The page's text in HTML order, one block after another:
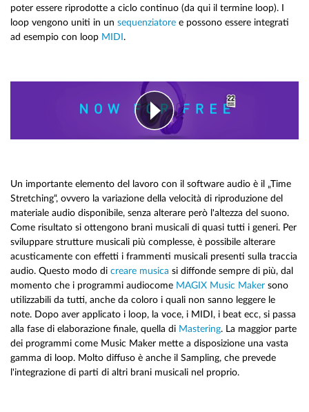
poter essere riprodotte a ciclo continuo (da qui il termine loop). I
loop vengono uniti in un sequenziatore e possono essere integrati
ad esempio con loop MIDI .
Un importante elemento del lavoro con il software audio è il „Time
Stretching“, ovvero la variazione della velocità di riproduzione del
materiale audio disponibile, senza alterare però l'altezza del suono.
Come risultato si ottengono brani musicali di quasi tutti i generi. Per
sviluppare strutture musicali più complesse, è possibile alterare
acusticamente con effetti i frammenti musicali presenti sulla traccia
audio. Questo modo di creare musica si diffonde sempre di più, dal
momento che i programmi audiocome MAGIX Music Maker sono
utilizzabili da tutti, anche da coloro i quali non sanno leggere le
note. Dopo aver applicato i loop, la voce, i MIDI, i beat ecc, si passa
alla fase di elaborazione finale, quella di Mastering. La maggior parte
dei programmi come Music Maker mette a disposizione una vasta
gamma di loop. Molto diffuso è anche il Sampling, che prevede
l'integrazione di parti di altri brani musicali nel proprio.